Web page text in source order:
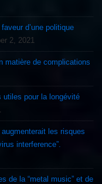
d’une politique
2, 2021
matière de complications
pour la longévité
les risques
interference”.
de la “metal music” et de